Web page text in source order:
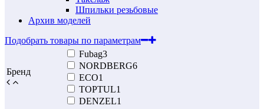
Шпильки резьбовые
Архив моделей
Подобрать товары по параметрам
Бренд
Fubag3
NORDBERG6
ECO1
TOPTUL1
DENZEL1